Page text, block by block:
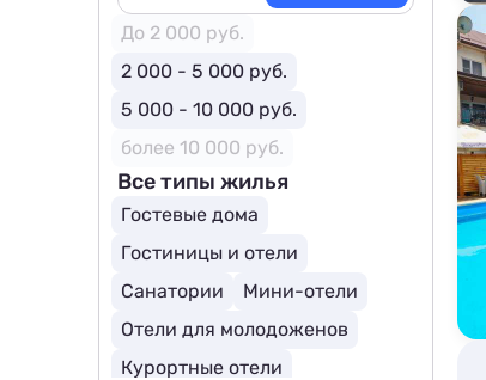
До 2 000 руб.
2 000 - 5 000 руб.
5 000 - 10 000 руб.
более 10 000 руб.
Все типы жилья
Гостевые дома
Гостиницы и отели
Санатории
Мини-отели
Отели для молодоженов
Курортные отели